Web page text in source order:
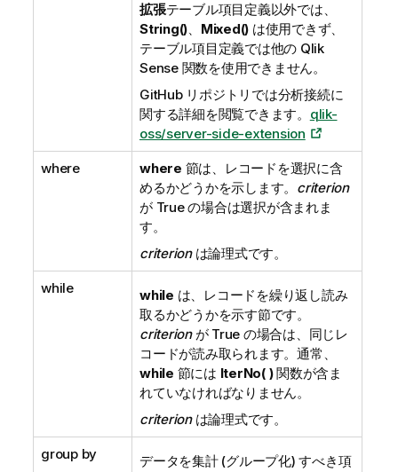
拡張テーブル項目定義以外では、
String()、 Mixed() は使用できず、
テーブル項目定義では他の Qlik
Sense関数を使用できません。
GitHub リポジトリでは分析接続に
関する詳細を閲覧できます。 qlik-
oss/server-side-extension
where where 節は、レコードを選択に含
めるかどうかを示します。 criterion
が Trueの場合は選択が含まれま
す。
criterionは論理式です。
while while は、レコードを繰り返し読み
取るかどうかを示す節です。
criterionが True の場合は、同じレ
コードが読み取られます。通常、
while 節には IterNo( )関数が含ま
れていなければなりません。
criterionは論理式です。
group by データを集計 (グループ化) すべき項